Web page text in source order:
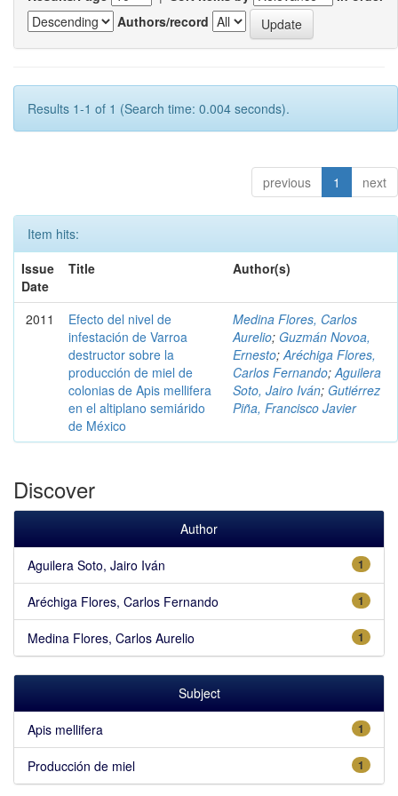
Authors/record
Results 1-1 of 1 (Search time: 0.004 seconds).
previous 1 next
Item hits:
Issue
Date
Title Author(s)
2011
Efecto del nivel de
infestación de Varroa
destructor sobre la
producción de miel de
colonias de Apis mellifera
en el altiplano semiárido
de México
Medina Flores, Carlos
Aurelio; Guzmán Novoa,
Ernesto; Aréchiga Flores,
Carlos Fernando; Aguilera
Soto, Jairo Iván; Gutiérrez
Piña, Francisco Javier
Discover
Author
1
Aguilera Soto, Jairo Iván
1
Aréchiga Flores, Carlos Fernando
1
Medina Flores, Carlos Aurelio
Subject
1
Apis mellifera
1
Producción de miel